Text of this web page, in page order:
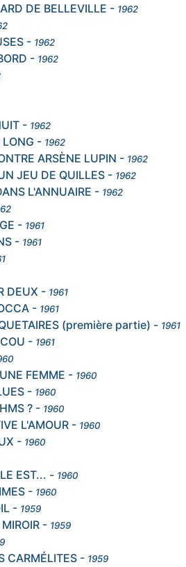
DE BELLEVILLE - 1962
- 1962
- 1962
- 1962
LONG - 1962
ARSÈNE LUPIN - 1962
JEU DE QUILLES - 1962
L'ANNUAIRE - 1962
- 1961
- 1961
DEUX - 1961
- 1961
(première partie) - 1961
- 1961
FEMME - 1960
- 1960
? - 1960
L'AMOUR - 1960
- 1960
EST... - 1960
- 1960
- 1959
- 1959
CARMÉLITES - 1959